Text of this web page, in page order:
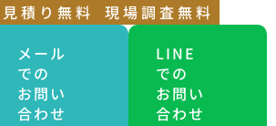
見積り無料 現場調査無料
メール
での
お問い
合わせ
LINE
での
お問い
合わせ